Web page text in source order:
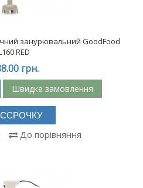
занурювальний GoodFood
RED
грн.
Швидке замовлення
До порівняння